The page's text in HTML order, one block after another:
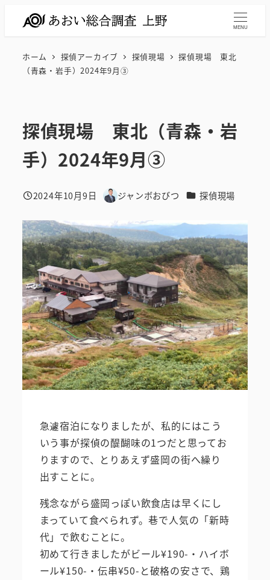
MENU
ホーム 探偵アーカイブ 探偵現場
探偵現場 東北
（青森・岩手）2024年9月③
探偵現場 東北（青森・岩
手）2024年9月③
投稿日
2024年10月9日
著
ジャンボおびつ カテゴリー
探偵現場
急遽宿泊になりましたが、私的にはこう
いう事が探偵の醍醐味の1つだと思ってお
りますので、とりあえず盛岡の街へ繰り
出すことに。
残念ながら盛岡っぽい飲食店は早くにし
まっていて食べられず。巷で人気の「新時
代」で飲むことに。
初めて行きましたがビール¥190-・ハイボ
ール¥150-・伝串¥50-と破格の安さで、鶏